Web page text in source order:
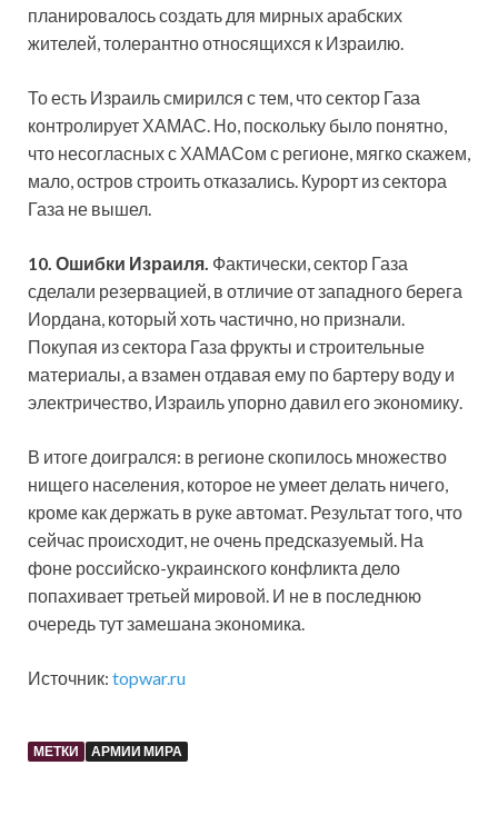
планировалось создать для мирных арабских
жителей, толерантно относящихся к Израилю.
То есть Израиль смирился с тем, что сектор Газа
контролирует ХАМАС. Но, поскольку было понятно,
что несогласных с ХАМАСом с регионе, мягко скажем,
мало, остров строить отказались. Курорт из сектора
Газа не вышел.
10. Ошибки Израиля. Фактически, сектор Газа
сделали резервацией, в отличие от западного берега
Иордана, который хоть частично, но признали.
Покупая из сектора Газа фрукты и строительные
материалы, а взамен отдавая ему по бартеру воду и
электричество, Израиль упорно давил его экономику.
В итоге доигрался: в регионе скопилось множество
нищего населения, которое не умеет делать ничего,
кроме как держать в руке автомат. Результат того, что
сейчас происходит, не очень предсказуемый. На
фоне российско-украинского конфликта дело
попахивает третьей мировой. И не в последнюю
очередь тут замешана экономика.
Источник: topwar.ru
МЕТКИ АРМИИ МИРА